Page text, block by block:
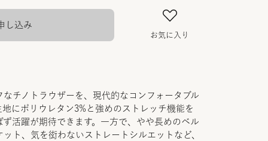
お気に入り
し込み
チノトラウザーを、現代的なコンフォータブル
にポリウレタン3%と強めのストレッチ機能を
活躍が期待できます。一方で、やや長めのベル
ト、気を衒わないストレートシルエットなど、